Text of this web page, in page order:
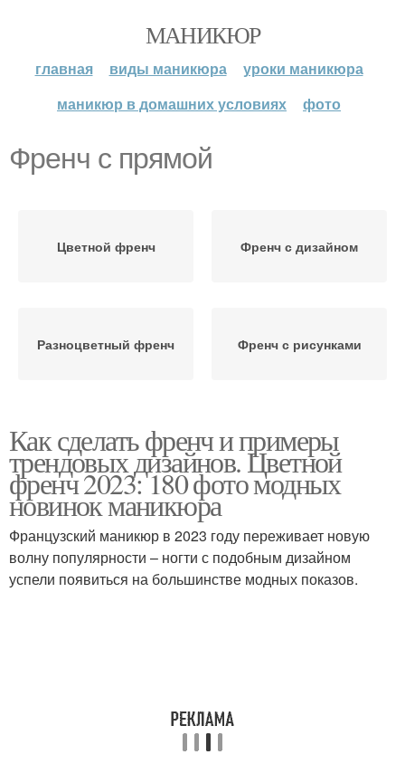
МАНИКЮР
главная виды маникюра
уроки маникюра
маникюр в домашних условиях
фото
Френч с прямой
Цветной френч Френч с дизайном
Разноцветный френч Френч с рисунками
Как сделать френч и примеры
трендовых дизайнов. Цветной
френч 2023: 180 фото модных
новинок маникюра
Французский маникюр в 2023 году переживает новую
волну популярности – ногти с подобным дизайном
успели появиться на большинстве модных показов.